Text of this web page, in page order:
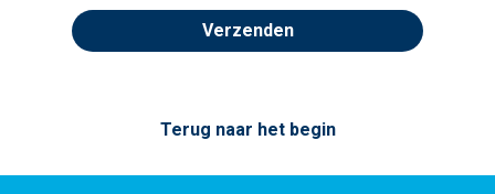
Terug naar het begin